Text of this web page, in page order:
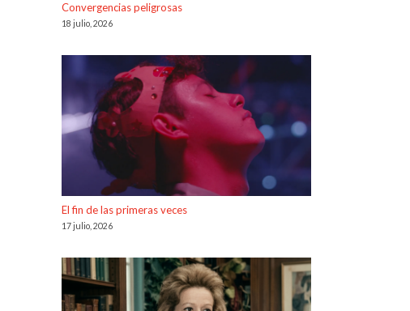
Convergencias peligrosas
18 julio, 2026
El fin de las primeras veces
17 julio, 2026